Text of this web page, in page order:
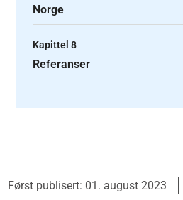
Norge
Kapittel 8
Referanser
Først publisert: 01. august 2023